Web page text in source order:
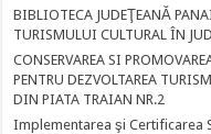
BIBLIOTECA JUDEŢEANĂ
TURISMULUI CULTURAL ÎN
CONSERVAREA SI
PENTRU DEZVOLTAREA
DIN PIATA TRAIAN NR.2
Implementarea şi Certificarea